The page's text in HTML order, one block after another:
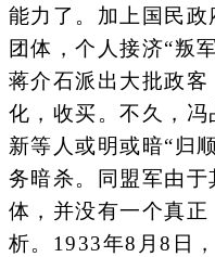
能力了。加上国民
团体，个人接济“叛
蒋介石派出大批政
化，收买。不久，
新等人或明或暗“归
务暗杀。同盟军由
体，并没有一个真
析。1933年8月8日